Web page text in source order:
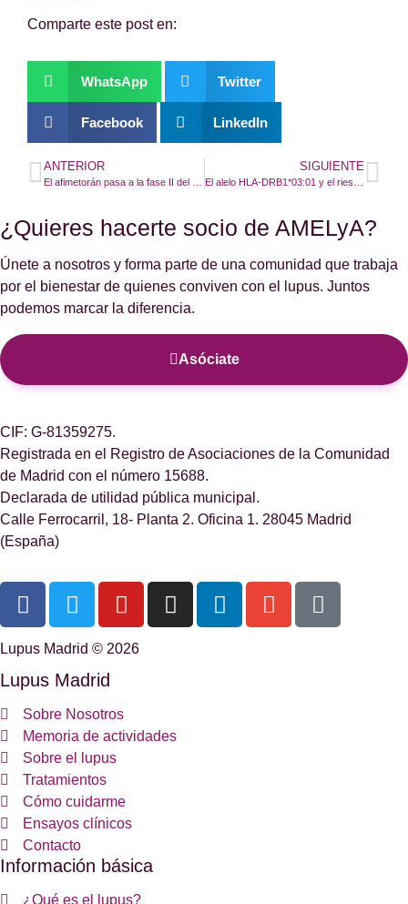
Comparte este post en:
WhatsApp Twitter
Facebook LinkedIn
ANTERIOR SIGUIENTE
¿Quieres hacerte socio de AMELyA?
Únete a nosotros y forma parte de una comunidad que trabaja
por el bienestar de quienes conviven con el lupus. Juntos
podemos marcar la diferencia.
Asóciate
CIF: G-81359275.
Registrada en el Registro de Asociaciones de la Comunidad
de Madrid con el número 15688.
Declarada de utilidad pública municipal.
Calle Ferrocarril, 18- Planta 2. Oficina 1. 28045 Madrid
(España)
Lupus Madrid © 2026
Lupus Madrid
Sobre Nosotros
Memoria de actividades
Sobre el lupus
Tratamientos
Cómo cuidarme
Ensayos clínicos
Contacto
Información básica
¿Qué es el lupus?